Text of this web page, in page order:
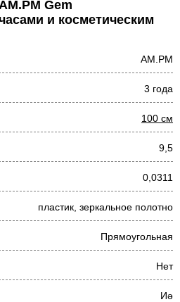
Gem
и косметическим
AM.PM
3 года
100 см
9,5
0,0311
пластик, зеркальное полотно
Прямоугольная
Нет
Иә